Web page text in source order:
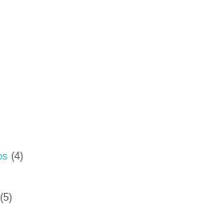
(4)
(5)